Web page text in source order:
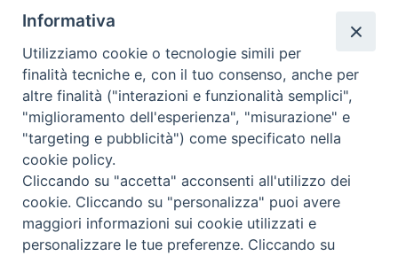
Informativa
Utilizziamo cookie o tecnologie simili per
finalità tecniche e, con il tuo consenso, anche per
altre finalità ("interazioni e funzionalità semplici",
"miglioramento dell'esperienza", "misurazione" e
"targeting e pubblicità") come specificato nella
cookie policy.
Cliccando su "accetta" acconsenti all'utilizzo dei
cookie. Cliccando su "personalizza" puoi avere
maggiori informazioni sui cookie utilizzati e
personalizzare le tue preferenze. Cliccando su